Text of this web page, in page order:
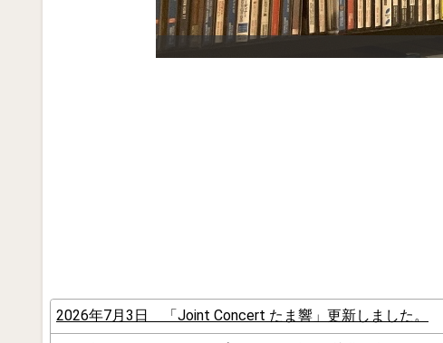
2026年7月3日 「Joint Concert たま響」更新しました。